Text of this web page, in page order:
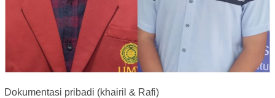
Dokumentasi pribadi (khairil & Rafi)